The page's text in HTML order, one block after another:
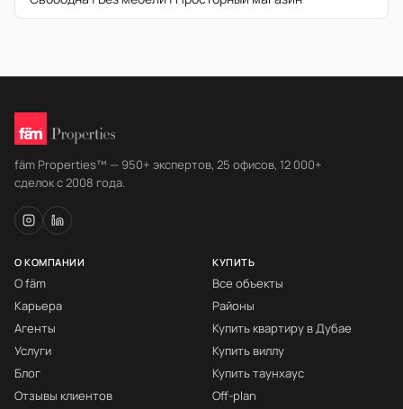
fäm Properties™ — 950+ экспертов, 25 офисов, 12 000+
сделок с 2008 года.
О КОМПАНИИ
О fäm
Карьера
Агенты
Услуги
Блог
Отзывы клиентов
КУПИТЬ
Все объекты
Районы
Купить квартиру в Дубае
Купить виллу
Купить таунхаус
Off-plan